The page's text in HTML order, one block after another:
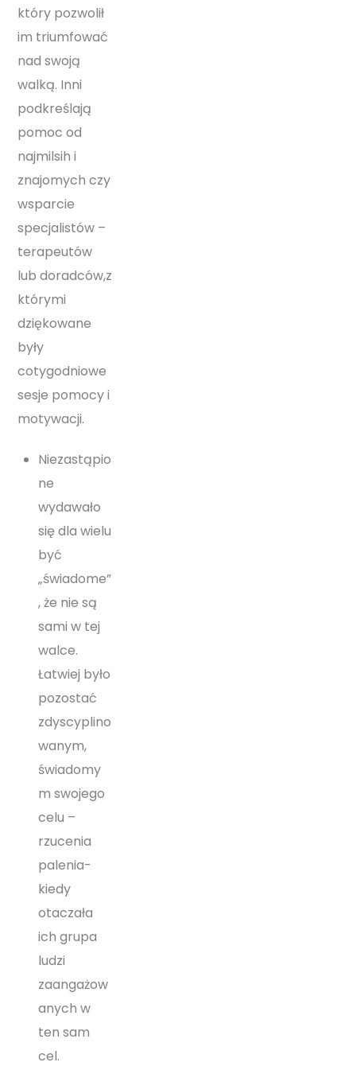
który pozwolił
im triumfować
nad swoją
walką. Inni
podkreślają
pomoc od
najmilsih i
znajomych czy
wsparcie
specjalistów –
terapeutów
lub doradców,z
którymi
dziękowane
były
cotygodniowe
sesje pomocy i
motywacji.
Niezastąpio
ne
wydawało
się dla wielu
być
„świadome”
, że nie są
sami w tej
walce.
Łatwiej było
pozostać
zdyscyplino
wanym,
świadomy
m swojego
celu –
rzucenia
palenia-
kiedy
otaczała
ich grupa
ludzi
zaangażow
anych w
ten sam
cel.